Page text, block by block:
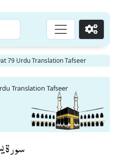
Go
79 Urdu Translation Tafseer
Translation Tafseer